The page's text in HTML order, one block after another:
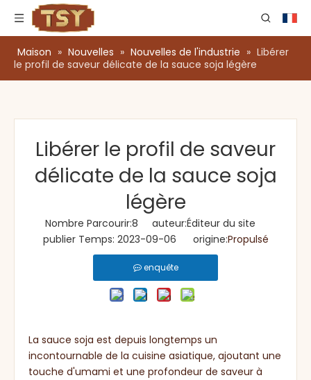
Maison » Nouvelles » Nouvelles de l'industrie » Libérer
le profil de saveur délicate de la sauce soja légère
Libérer le profil de saveur
délicate de la sauce soja
légère
Nombre Parcourir:8 auteur:Éditeur du site
publier Temps: 2023-09-06 origine:Propulsé
enquête
La sauce soja est depuis longtemps un
incontournable de la cuisine asiatique, ajoutant une
touche d'umami et une profondeur de saveur à